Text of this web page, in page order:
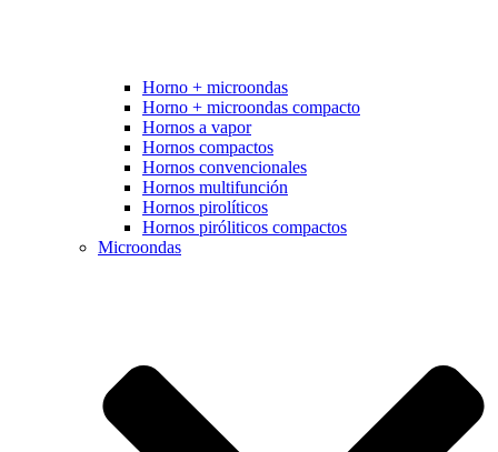
Horno + microondas
Horno + microondas compacto
Hornos a vapor
Hornos compactos
Hornos convencionales
Hornos multifunción
Hornos pirolíticos
Hornos piróliticos compactos
Microondas